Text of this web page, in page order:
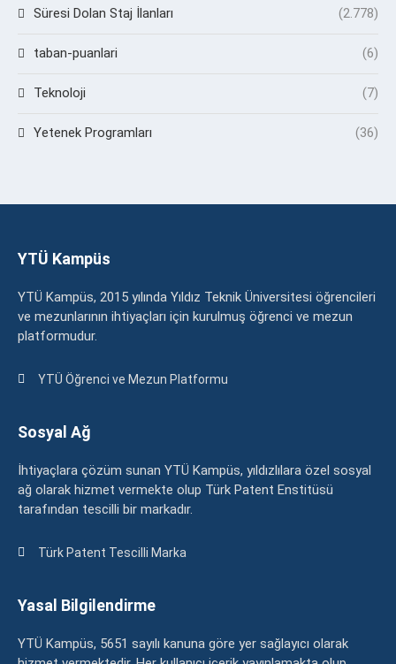
Süresi Dolan Staj İlanları (2.778)
taban-puanlari (6)
Teknoloji (7)
Yetenek Programları (36)
YTÜ Kampüs
YTÜ Kampüs, 2015 yılında Yıldız Teknik Üniversitesi öğrencileri
ve mezunlarının ihtiyaçları için kurulmuş öğrenci ve mezun
platformudur.
YTÜ Öğrenci ve Mezun Platformu
Sosyal Ağ
İhtiyaçlara çözüm sunan YTÜ Kampüs, yıldızlılara özel sosyal
ağ olarak hizmet vermekte olup Türk Patent Enstitüsü
tarafından tescilli bir markadır.
Türk Patent Tescilli Marka
Yasal Bilgilendirme
YTÜ Kampüs, 5651 sayılı kanuna göre yer sağlayıcı olarak